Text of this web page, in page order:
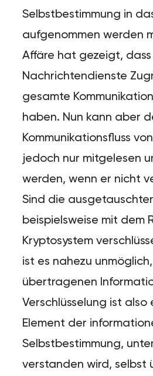
Selbstbestimmung in
aufgenommen werden
Affäre hat gezeigt,
Nachrichtendienste
gesamte
haben. Nun kann aber
Kommunikationsfluss
jedoch nur mitgelesen
werden, wenn er nicht
Sind die
beispielsweise mit dem
Kryptosystem
ist es nahezu
übertragenen
Verschlüsselung ist also
Element der
Selbstbestimmung,
verstanden wird, selbst